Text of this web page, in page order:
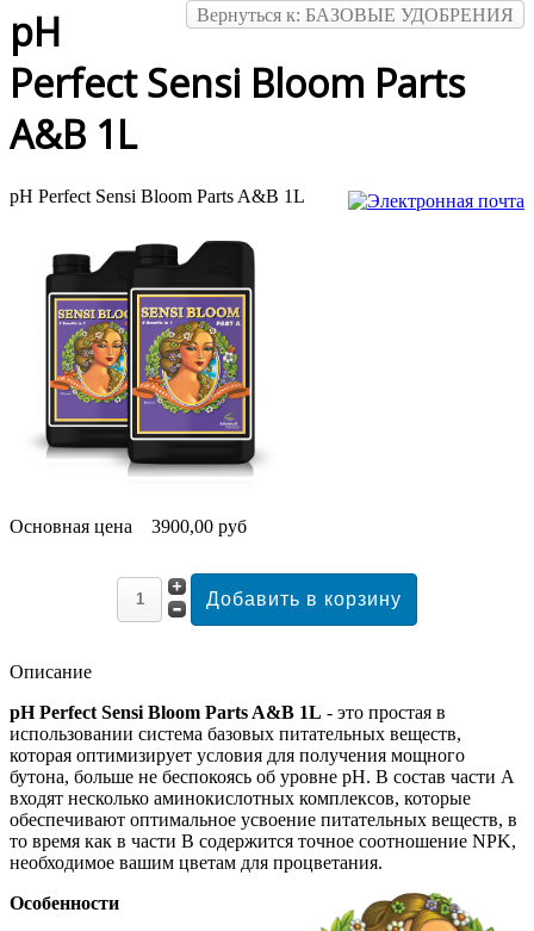
Вернуться к: БАЗОВЫЕ УДОБРЕНИЯ
pH
Perfect Sensi Bloom Parts
A&B 1L
pH Perfect Sensi Bloom Parts A&B 1L
Основная цена 3900,00 руб
Описание
pH Perfect Sensi Bloom Parts A&B 1L - это простая в
использовании система базовых питательных веществ,
которая оптимизирует условия для получения мощного
бутона, больше не беспокоясь об уровне pH. В состав части А
входят несколько аминокислотных комплексов, которые
обеспечивают оптимальное усвоение питательных веществ, в
то время как в части В содержится точное соотношение NPK,
необходимое вашим цветам для процветания.
Особенности